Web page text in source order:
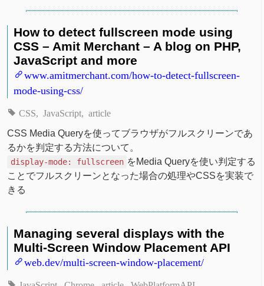
How to detect fullscreen mode using
CSS – Amit Merchant – A blog on PHP,
JavaScript and more
www.amitmerchant.com/how-to-detect-fullscreen-
mode-using-css/
CSS JavaScript article
CSS Media Queryを使ってブラウザがフルスクリーンであ
るかを判定する方法について。
display-mode: fullscreen をMedia Queryを使い判定する
ことでフルスクリーンとなった場合の処理やCSSを実装で
きる
Managing several displays with the
Multi-Screen Window Placement API
web.dev/multi-screen-window-placement/